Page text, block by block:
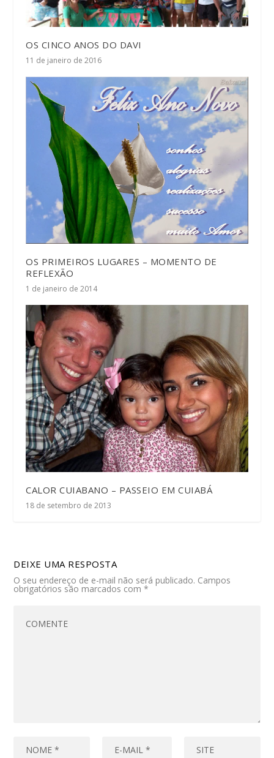
OS CINCO ANOS DO DAVI
11 de janeiro de 2016
OS PRIMEIROS LUGARES – MOMENTO DE
REFLEXÃO
1 de janeiro de 2014
CALOR CUIABANO – PASSEIO EM CUIABÁ
18 de setembro de 2013
DEIXE UMA RESPOSTA
O seu endereço de e-mail não será publicado. Campos
obrigatórios são marcados com*